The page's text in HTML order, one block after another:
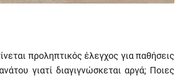
προληπτικός έλεγχος για παθήσεις
γιατί διαγιγνώσκεται αργά; Ποιες